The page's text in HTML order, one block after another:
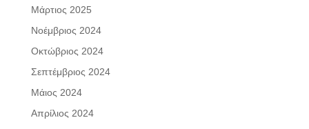
Μάρτιος 2025
Νοέμβριος 2024
Οκτώβριος 2024
Σεπτέμβριος 2024
Μάιος 2024
Απρίλιος 2024